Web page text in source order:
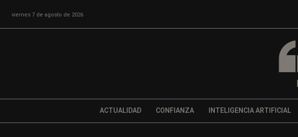
viernes 7 de agosto de 2026
ACTUALIDAD CONFIANZA INTELIGENCIA ARTIFICIAL